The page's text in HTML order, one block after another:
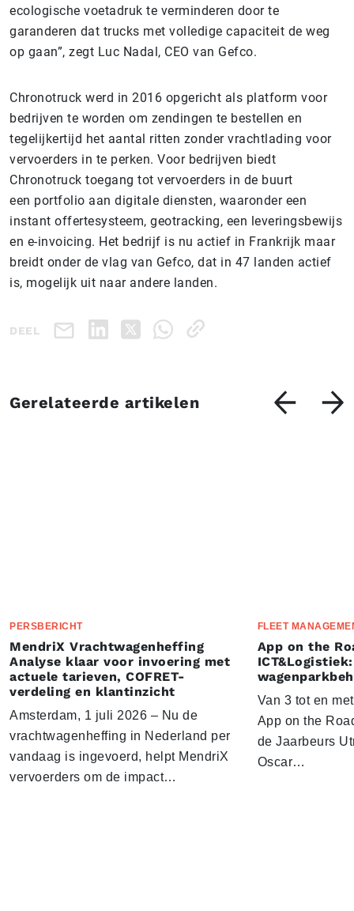
ecologische voetadruk te verminderen door te
garanderen dat trucks met volledige capaciteit de weg
op gaan”, zegt Luc Nadal, CEO van Gefco.
Chronotruck werd in 2016 opgericht als platform voor
bedrijven te worden om zendingen te bestellen en
tegelijkertijd het aantal ritten zonder vrachtlading voor
vervoerders in te perken. Voor bedrijven biedt
Chronotruck toegang tot vervoerders in de buurt
een portfolio aan digitale diensten, waaronder een
instant offertesysteem, geotracking, een leveringsbewijs
en e-invoicing. Het bedrijf is nu actief in Frankrijk maar
breidt onder de vlag van Gefco, dat in 47 landen actief
is, mogelijk uit naar andere landen.
DEEL
Gerelateerde artikelen
PERSBERICHT
MendriX Vrachtwagenheffing
Analyse klaar voor invoering met
actuele tarieven, COFRET-
verdeling en klantinzicht
Amsterdam, 1 juli 2026 – Nu de
vrachtwagenheffing in Nederland per
vandaag is ingevoerd, helpt MendriX
vervoerders om de impact…
FLEET
App on the
Van 3 tot en
App on the
de Jaarbeurs
Oscar…